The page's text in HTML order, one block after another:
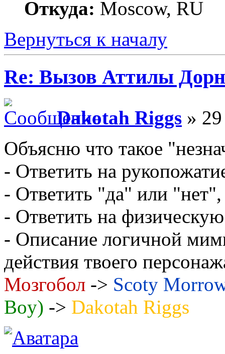
Откуда: Moscow, RU
Вернуться к началу
Re: Вызов Аттилы
Dakotah Riggs »
Объясню что такое
- Ответить на
- Ответить "да" или
- Ответить на физическую
- Описание логичной
действия твоего
Мозгобол -> Scoty
Boy) -> Dakotah Riggs